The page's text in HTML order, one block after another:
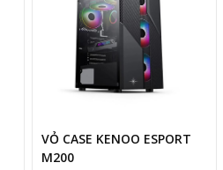
VỎ CASE KENOO ESPORT
M200